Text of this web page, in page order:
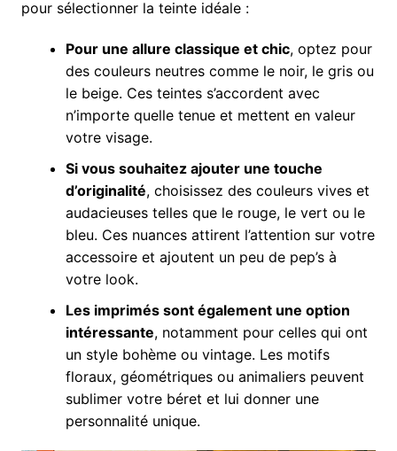
pour sélectionner la teinte idéale :
Pour une allure classique et chic, optez pour
des couleurs neutres comme le noir, le gris ou
le beige. Ces teintes s’accordent avec
n’importe quelle tenue et mettent en valeur
votre visage.
Si vous souhaitez ajouter une touche
d’originalité, choisissez des couleurs vives et
audacieuses telles que le rouge, le vert ou le
bleu. Ces nuances attirent l’attention sur votre
accessoire et ajoutent un peu de pep’s à
votre look.
Les imprimés sont également une option
intéressante, notamment pour celles qui ont
un style bohème ou vintage. Les motifs
floraux, géométriques ou animaliers peuvent
sublimer votre béret et lui donner une
personnalité unique.